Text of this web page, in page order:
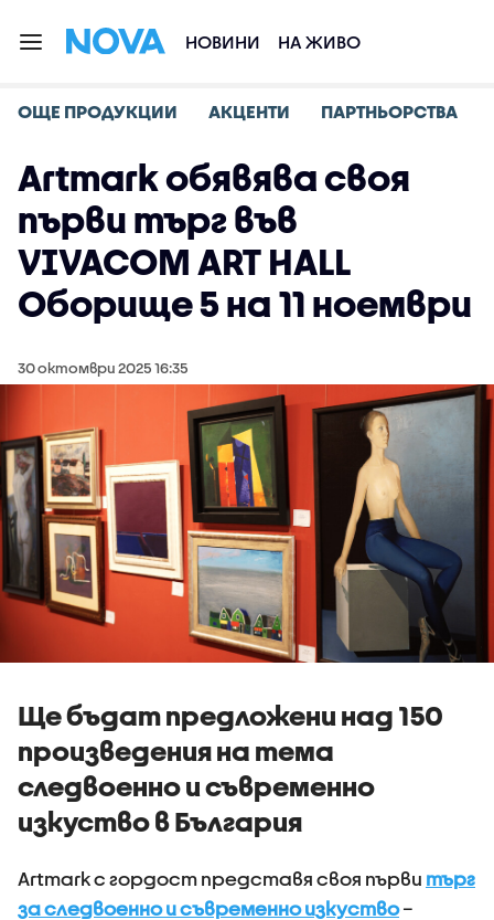
НОВИНИ НА ЖИВО
ОЩЕ ПРОДУКЦИИ АКЦЕНТИ ПАРТНЬОРСТВА
Artmark обявява своя
първи търг във
VIVACOM ART HALL
Оборище 5 на 11 ноември
30 октомври 2025 16:35
Ще бъдат предложени над 150
произведения на тема
следвоенно и съвременно
изкуство в България
Artmark с гордост представя своя първи търг
за следвоенно и съвременно изкуство–